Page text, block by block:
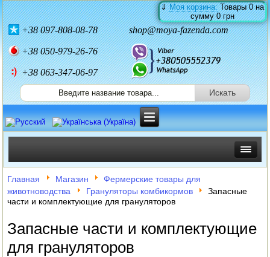
⇓Моя корзина:Товары0на
сумму0 грн
+38097-808-08-78 shop@moya-fazenda.com
+38050-979-26-76
+38 063-347-06-97
ИНКУБАТОРЫ
ЗЕРНОДРОБИЛКИ
КОРМОРЕЗКИ
СОЛОМОРЕЗКИ
Главная Магазин
Фермерские товары для
животноводства
Грануляторы комбикормов
Запасные
части и комплектующие для грануляторов
Запасные части и комплектующие
для грануляторов